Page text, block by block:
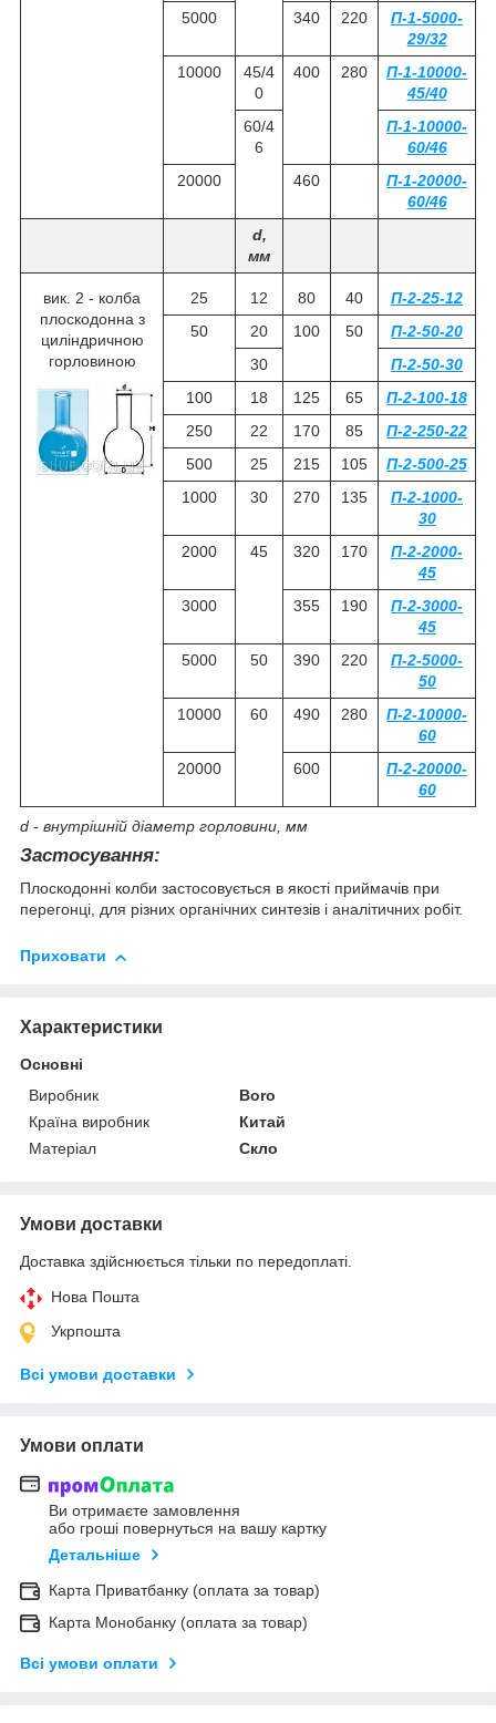
5000 340 220
П-1-5000-
29/32
10000
45/4
0
400 280
П-1-10000-
45/40
60/4
6
П-1-10000-
60/46
20000
460
П-1-20000-
60/46
d,
мм
вик. 2 - колба
плоскодонна з
циліндричною
горловиною
25 12 80 40
П-2-25-12
50
20 100 50
П-2-50-20
30
П-2-50-30
100
18 125 65
П-2-100-18
250
22 170 85
П-2-250-22
500
25 215 105
П-2-500-25
1000
30 270 135
П-2-1000-
30
2000
45 320 170
П-2-2000-
45
3000
355 190
П-2-3000-
45
5000
50 390 220
П-2-5000-
50
10000
60 490 280
П-2-10000-
60
20000
600
П-2-20000-
60
d - внутрішній діаметр горловини, мм
Застосування:
Плоскодонні колби застосовується в якості приймачів при
перегонці, для різних органічних синтезів і аналітичних робіт.
Приховати
Характеристики
Основні
Виробник
Boro
Країна виробник
Китай
Матеріал
Скло
Умови доставки
Доставка здійснюється тільки по передоплаті.
Нова Пошта
Укрпошта
Всі умови доставки
Умови оплати
Ви отримаєте замовлення
або гроші повернуться на вашу картку
Детальніше
Карта Приватбанку (оплата за товар)
Карта Монобанку (оплата за товар)
Всі умови оплати